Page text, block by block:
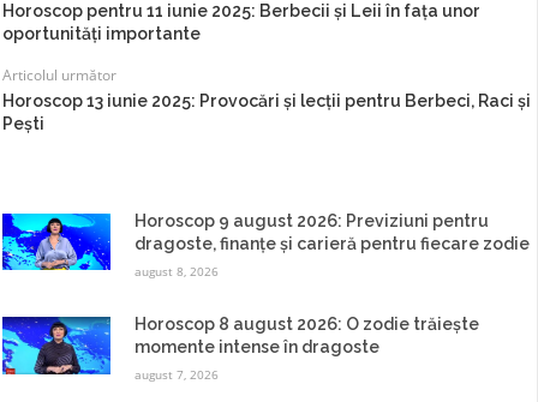
Horoscop pentru 11 iunie 2025: Berbecii și Leii în fața unor
oportunități importante
Articolul următor
Horoscop 13 iunie 2025: Provocări și lecții pentru Berbeci, Raci și
Pești
Horoscop 9 august 2026: Previziuni pentru
dragoste, finanțe și carieră pentru fiecare zodie
august 8, 2026
Horoscop 8 august 2026: O zodie trăiește
momente intense în dragoste
august 7, 2026